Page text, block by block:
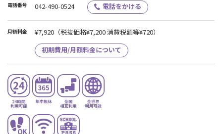
電話番号 042-490-0524 電話をかける
月額料金 ¥7,920 （税抜価格¥7,200 消費税額等¥720）
初期費用/月額料金について